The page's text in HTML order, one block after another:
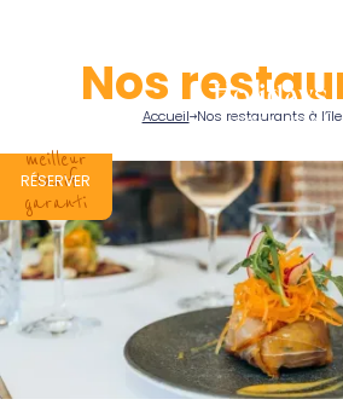
RÉSERVER
meilleur
tarif
garanti
Nos
Accueil Nos restaurants à